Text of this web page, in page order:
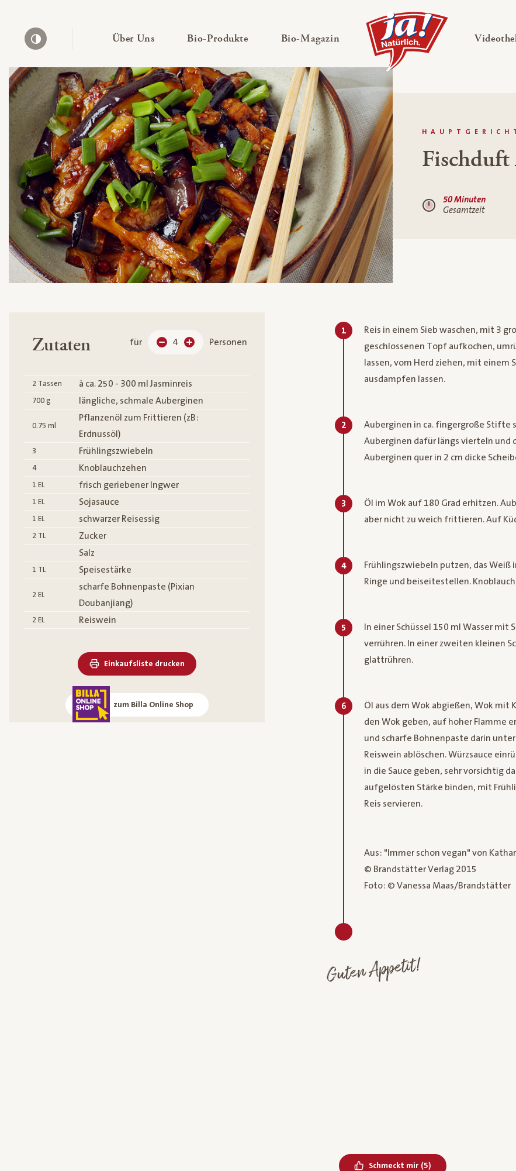
Über Uns— Untermenü ausklappen
Bio-Produkte— Untermenü ausklappen
Bio-Magazin — Untermenü ausklappen
50 Minuten
Gesamtzeit
Zutaten für 4 Personen
2 Tassen à ca. 250 - 300 ml Jasminreis
700 g längliche, schmale Auberginen
0.75 ml
Pflanzenöl zum Frittieren (zB:
Erdnussöl)
3 Frühlingszwiebeln
4 Knoblauchzehen
1 EL frisch geriebener Ingwer
1 EL Sojasauce
1 EL schwarzer Reisessig
2 TL
Zucker
Salz
1 TL Speisestärke
2 EL
scharfe Bohnenpaste (Pixian
Doubanjiang)
2 EL Reiswein
Einkaufsliste drucken
zum Billa Online Shop
1
Reis in einem Sieb waschen, mit 3
geschlossenen Topf aufkochen,
lassen, vom Herd ziehen, mit einem
ausdampfen lassen.
2
Auberginen in ca. fingergroße Stifte
Auberginen dafür längs vierteln und
Auberginen quer in 2 cm dicke
3
Öl im Wok auf 180 Grad erhitzen.
aber nicht zu weich frittieren. Auf
4
Frühlingszwiebeln putzen, das Weiß
Ringe und beiseitestellen.
5
In einer Schüssel 150 ml Wasser mit
verrühren. In einer zweiten kleinen
glattrühren.
6
Öl aus dem Wok abgießen, Wok mit
den Wok geben, auf hoher Flamme
und scharfe Bohnenpaste darin
Reiswein ablöschen. Würzsauce
in die Sauce geben, sehr vorsichtig
aufgelösten Stärke binden, mit
Reis servieren.
Aus: "Immer schon vegan" von
© Brandstätter Verlag 2015
Foto: © Vanessa Maas/Brandstätter
Guten Appetit!
Schmeckt mir Bereits geliked
(5)